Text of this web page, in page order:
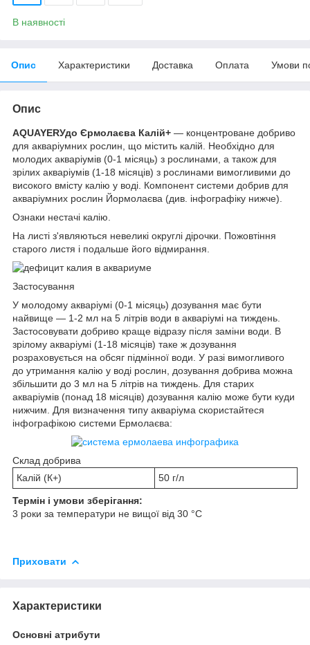
В наявності
Опис Характеристики Доставка Оплата Умови
Опис
AQUAYERУдо Єрмолаєва Калій+ — концентроване добриво
для акваріумних рослин, що містить калій. Необхідно для
молодих акваріумів (0-1 місяць) з рослинами, а також для
зрілих акваріумів (1-18 місяців) з рослинами вимогливими до
високого вмісту калію у воді. Компонент системи добрив для
акваріумних рослин Йормолаєва (див. інфографіку нижче).
Ознаки нестачі калію.
На листі з'являються невеликі округлі дірочки. Пожовтіння
старого листя і подальше його відмирання.
Застосування
У молодому акваріумі (0-1 місяць) дозування має бути
найвище — 1-2 мл на 5 літрів води в акваріумі на тиждень.
Застосовувати добриво краще відразу після заміни води. В
зрілому акваріумі (1-18 місяців) таке ж дозування
розраховується на обсяг підмінної води. У разі вимогливого
до утримання калію у воді рослин, дозування добрива можна
збільшити до 3 мл на 5 літрів на тиждень. Для старих
акваріумів (понад 18 місяців) дозування калію може бути куди
нижчим. Для визначення типу акваріума скористайтеся
інфографікою системи Eрмолаєва:
Склад добрива
Калій (К+)
50 г/л
Термін і умови зберігання:
3 роки за температури не вищої від 30 °C
Приховати
Характеристики
Основні атрибути